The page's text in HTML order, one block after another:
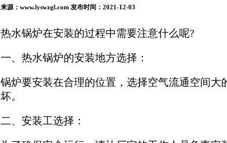
来源：www.lyswzgl.com 发布时间：2021-12-03
热水锅炉在安装的过程中需要注意什么呢?
一、热水锅炉的安装地方选择：
锅炉要安装在合理的位置，选择空气流通空间
坏。
二、安装工选择：